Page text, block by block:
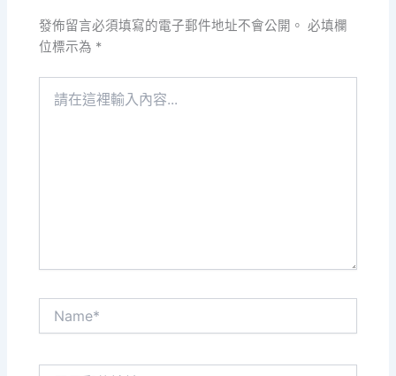
發佈留言必須填寫的電子郵件地址不會公開。 必填欄
位標示為 *